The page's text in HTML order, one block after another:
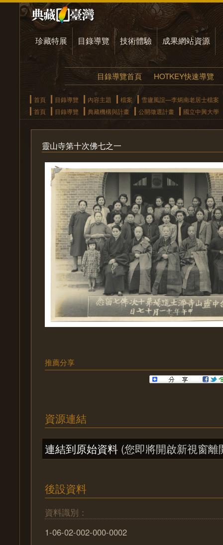
珍藏特展 目錄導覽 技術體驗 成果網站資源
目錄導覽首頁 HOTKEY快速導覽
首頁 目錄導覽 內容主題 檔案
雪廬風誼—李炳南老居士檔案
首頁
目錄導覽 典藏機構與計畫 公開徵選計畫 國立中興大學
靈山寺第十次佛七之一
推薦分享
資源連結
連結到原始資料 (您即將開啟新視窗離
後設資料
資料識別：
1-06-02-002-000-0002